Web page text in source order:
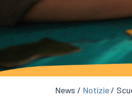
News / Notizie/